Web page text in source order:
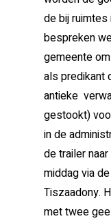
de bij ruimtes
bespreken
gemeente
als predikant
antieke
gestookt)
in de
de trailer
middag via
Tiszaadony.
met twee